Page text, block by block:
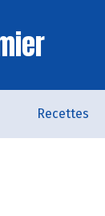
Recettes